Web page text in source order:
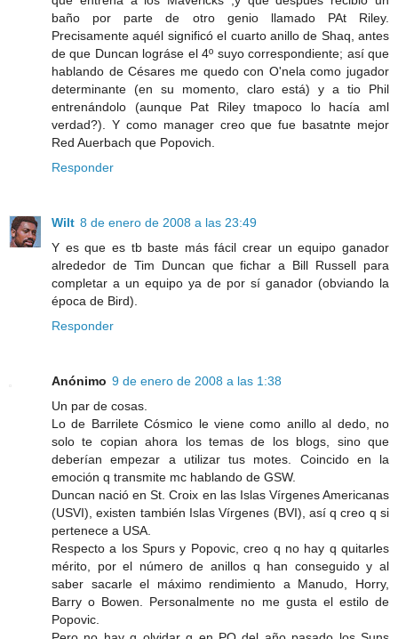
baño por parte de otro genio llamado PAt Riley.
Precisamente aquél significó el cuarto anillo de Shaq, antes
de que Duncan lográse el 4º suyo correspondiente; así que
hablando de Césares me quedo con O'nela como jugador
determinante (en su momento, claro está) y a tio Phil
entrenándolo (aunque Pat Riley tmapoco lo hacía aml
verdad?). Y como manager creo que fue basatnte mejor
Red Auerbach que Popovich.
Responder
Wilt 8 de enero de 2008 a las 23:49
Y es que es tb baste más fácil crear un equipo ganador
alrededor de Tim Duncan que fichar a Bill Russell para
completar a un equipo ya de por sí ganador (obviando la
época de Bird).
Responder
Anónimo 9 de enero de 2008 a las 1:38
Un par de cosas.
Lo de Barrilete Cósmico le viene como anillo al dedo, no
solo te copian ahora los temas de los blogs, sino que
deberían empezar a utilizar tus motes. Coincido en la
emoción q transmite mc hablando de GSW.
Duncan nació en St. Croix en las Islas Vírgenes Americanas
(USVI), existen también Islas Vírgenes (BVI), así q creo q si
pertenece a USA.
Respecto a los Spurs y Popovic, creo q no hay q quitarles
mérito, por el número de anillos q han conseguido y al
saber sacarle el máximo rendimiento a Manudo, Horry,
Barry o Bowen. Personalmente no me gusta el estilo de
Popovic.